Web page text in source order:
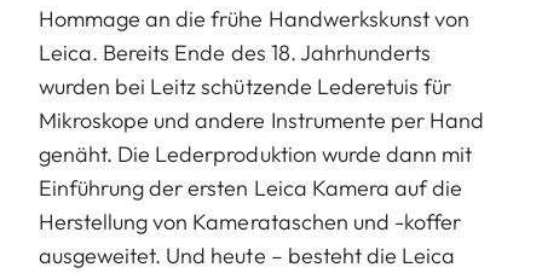
Hommage an die frühe Handwerkskunst von
Leica. Bereits Ende des 18. Jahrhunderts
wurden bei Leitz schützende Lederetuis für
Mikroskope und andere Instrumente per Hand
genäht. Die Lederproduktion wurde dann mit
Einführung der ersten Leica Kamera auf die
Herstellung von Kamerataschen und -koffer
ausgeweitet. Und heute – besteht die Leica